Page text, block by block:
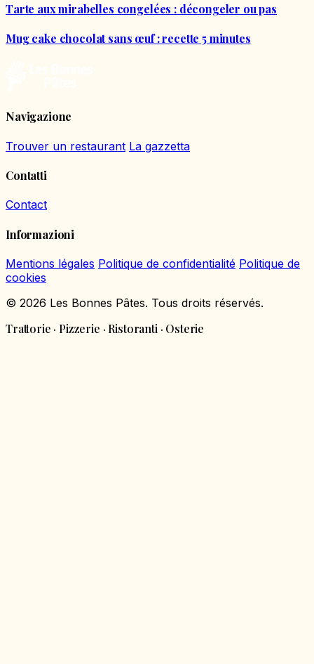
Tarte aux mirabelles congelées : décongeler ou pas
Mug cake chocolat sans œuf : recette 5 minutes
Navigazione
Trouver un restaurant La gazzetta
Contatti
Contact
Informazioni
Mentions légales Politique de confidentialité Politique de
cookies
© 2026 Les Bonnes Pâtes. Tous droits réservés.
Trattorie · Pizzerie · Ristoranti · Osterie